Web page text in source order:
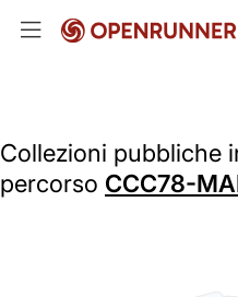
Collezioni pubbliche
percorso CCC78-